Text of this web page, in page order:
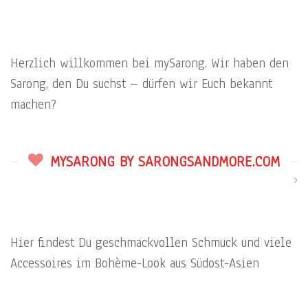
Herzlich willkommen bei mySarong. Wir haben den
Sarong, den Du suchst – dürfen wir Euch bekannt
machen?
MYSARONG BY SARONGSANDMORE.COM
Hier findest Du geschmackvollen Schmuck und viele
Accessoires im Bohème-Look aus Südost-Asien